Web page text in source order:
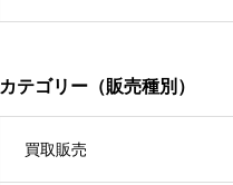
カテゴリー（販売種別）
買取販売